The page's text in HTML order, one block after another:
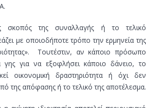
σκοπός της συναλλαγής ή το τελικό
με οποιοδήποτε τρόπο την ερμηνεία της
Τουτέστιν, αν κάποιο πρόσωπο
γης για να εξοφλήσει κάποιο δάνειο, το
οικονομική δραστηριότητα ή όχι δεν
της απόφασης ή το τελικό της αποτέλεσμα.